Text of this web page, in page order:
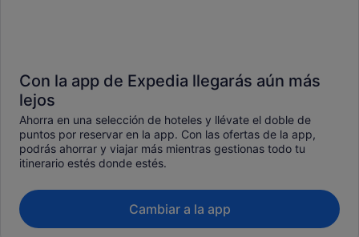
Con la app de Expedia llegarás aún más
lejos
Ahorra en una selección de hoteles y llévate el doble de
puntos por reservar en la app. Con las ofertas de la app,
podrás ahorrar y viajar más mientras gestionas todo tu
itinerario estés donde estés.
Cambiar a la app